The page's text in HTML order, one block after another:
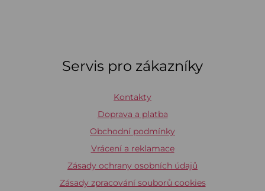
Servis pro zákazníky
Kontakty
Doprava a platba
Obchodní podmínky
Vrácení a reklamace
Zásady ochrany osobních údajů
Zásady zpracování souborů cookies